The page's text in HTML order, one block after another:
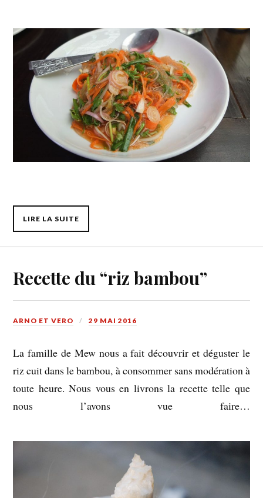
LIRE LA SUITE
Recette du “riz bambou”
ARNO ET VERO 29 MAI 2016
La famille de Mew nous a fait découvrir et déguster le
riz cuit dans le bambou, à consommer sans modération à
toute heure. Nous vous en livrons la recette telle que
nous l’avons vue faire…